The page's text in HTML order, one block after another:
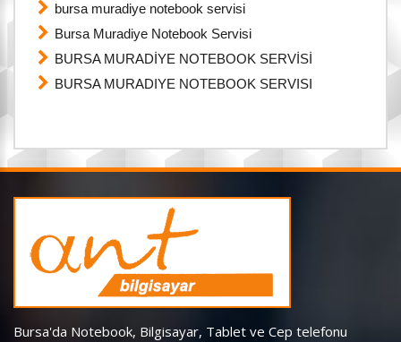
bursa muradiye notebook servisi
Bursa Muradiye Notebook Servisi
BURSA MURADİYE NOTEBOOK SERVİSİ
BURSA MURADIYE NOTEBOOK SERVISI
Bursa'da Notebook, Bilgisayar, Tablet ve Cep telefonu